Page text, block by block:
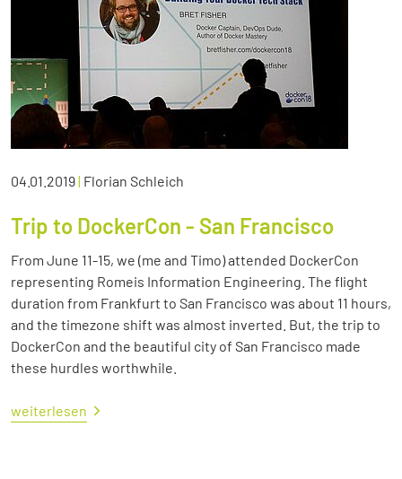
04.01.2019| Florian Schleich
Trip to DockerCon - San Francisco
From June 11-15, we (me and Timo) attended DockerCon
representing Romeis Information Engineering. The flight
duration from Frankfurt to San Francisco was about 11 hours,
and the timezone shift was almost inverted. But, the trip to
DockerCon and the beautiful city of San Francisco made
these hurdles worthwhile.
weiterlesen